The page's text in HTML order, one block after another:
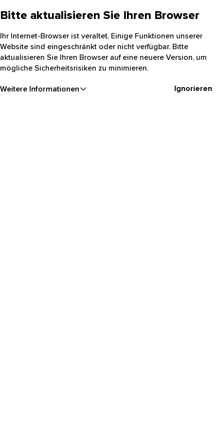
Bitte aktualisieren Sie Ihren Browser
Ihr Internet-Browser ist veraltet. Einige Funktionen unserer
Website sind eingeschränkt oder nicht verfügbar. Bitte
aktualisieren Sie Ihren Browser auf eine neuere Version, um
mögliche Sicherheitsrisiken zu minimieren.
Weitere Informationen Ignorieren